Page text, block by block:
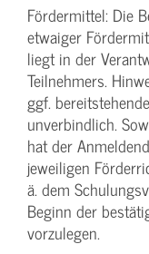
Fördermittel: Die
etwaiger
liegt in der
Teilnehmers.
ggf.
unverbindlich.
hat der
jeweiligen
ä. dem
Beginn der
vorzulegen.